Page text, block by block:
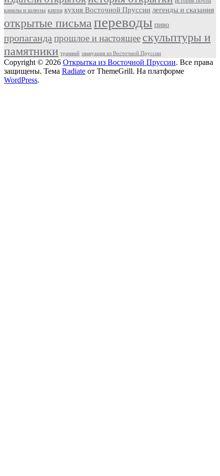
каналы и шлюзы кирхи кухня Восточной Пруссии легенды и сказания
открытые письма переводы пиво
пропаганда прошлое и настоящее скульптуры и
памятники трамвай эвакуация из Восточной Пруссии
Copyright © 2026 Открытка из Восточной Пруссии. Все права
защищены. Тема Radiate от ThemeGrill. На платформе
WordPress.